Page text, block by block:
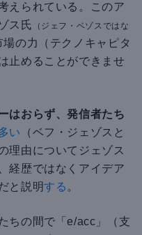
えられている。このア
ス氏
（ジェフ・ベゾスではな
の力（テクノキャピタ
止めることができませ
はおらず、発信者たち
い
（ベフ・ジェゾスと
理由についてジェゾス
経歴ではなくアイデア
と説明する 。
ちの間で「e/acc」（支